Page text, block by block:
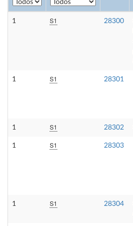
1 S1 28300
1 S1 28301
1 S1 28302
1 S1 28303
1 S1 28304